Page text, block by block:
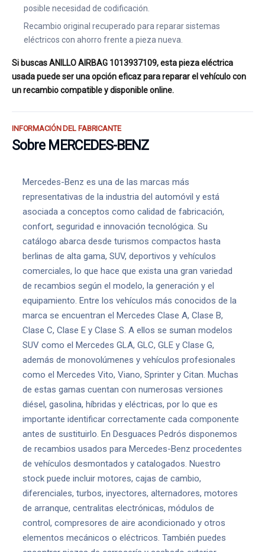
posible necesidad de codificación.
Recambio original recuperado para reparar sistemas
eléctricos con ahorro frente a pieza nueva.
Si buscas ANILLO AIRBAG 1013937109, esta pieza eléctrica
usada puede ser una opción eficaz para reparar el vehículo con
un recambio compatible y disponible online.
INFORMACIÓN DEL FABRICANTE
Sobre MERCEDES-BENZ
Mercedes-Benz es una de las marcas más
representativas de la industria del automóvil y está
asociada a conceptos como calidad de fabricación,
confort, seguridad e innovación tecnológica. Su
catálogo abarca desde turismos compactos hasta
berlinas de alta gama, SUV, deportivos y vehículos
comerciales, lo que hace que exista una gran variedad
de recambios según el modelo, la generación y el
equipamiento. Entre los vehículos más conocidos de la
marca se encuentran el Mercedes Clase A, Clase B,
Clase C, Clase E y Clase S. A ellos se suman modelos
SUV como el Mercedes GLA, GLC, GLE y Clase G,
además de monovolúmenes y vehículos profesionales
como el Mercedes Vito, Viano, Sprinter y Citan. Muchas
de estas gamas cuentan con numerosas versiones
diésel, gasolina, híbridas y eléctricas, por lo que es
importante identificar correctamente cada componente
antes de sustituirlo. En Desguaces Pedrós disponemos
de recambios usados para Mercedes-Benz procedentes
de vehículos desmontados y catalogados. Nuestro
stock puede incluir motores, cajas de cambio,
diferenciales, turbos, inyectores, alternadores, motores
de arranque, centralitas electrónicas, módulos de
control, compresores de aire acondicionado y otros
elementos mecánicos o eléctricos. También puedes